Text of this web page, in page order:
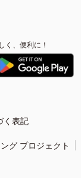
く、便利に！
く表記
グ プロジェクト